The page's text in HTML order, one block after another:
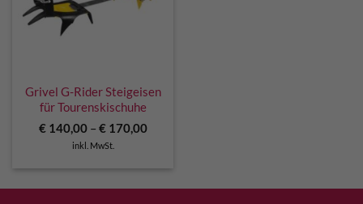
Grivel G-Rider Steigeisen
für Tourenskischuhe
€140,00– €170,00
inkl. MwSt.